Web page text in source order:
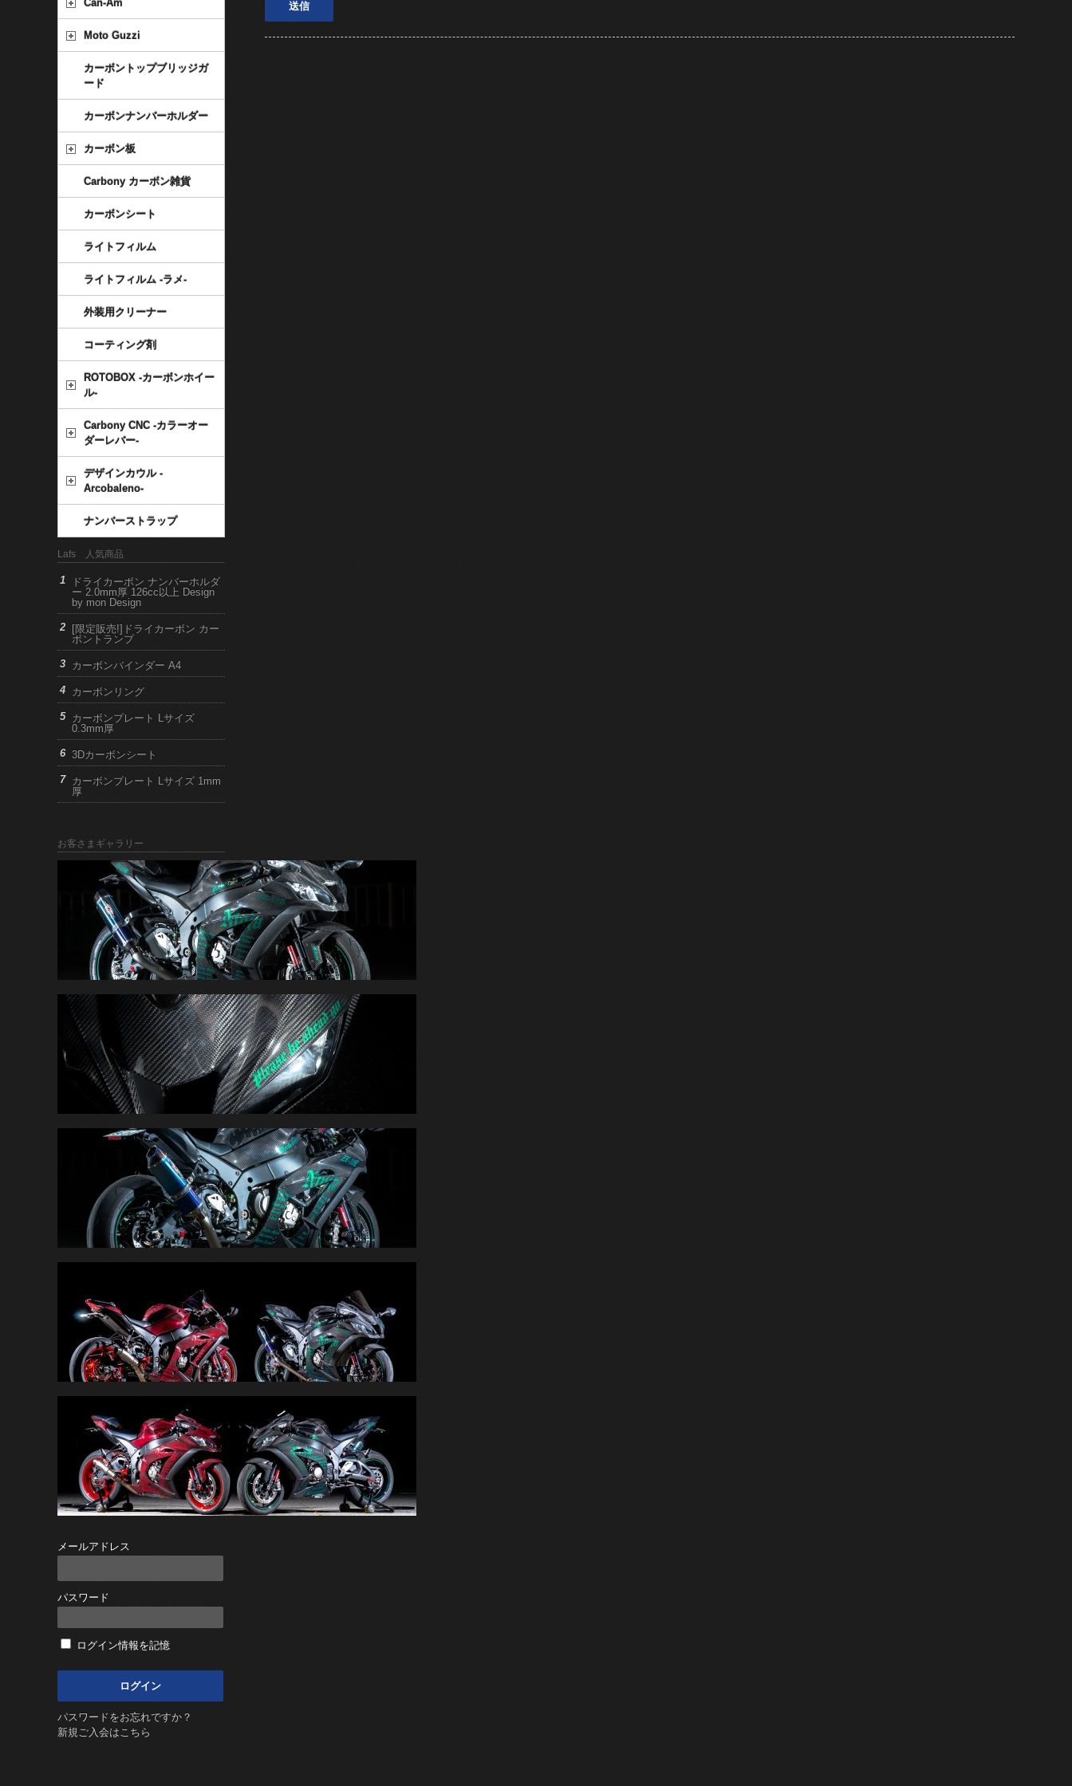
Can-Am
Moto Guzzi
カーボントップブリッジガ
ード
カーボンナンバーホルダー
カーボン板
Carbony カーボン雑貨
カーボンシート
ライトフィルム
ライトフィルム -ラメ-
外装用クリーナー
コーティング剤
ROTOBOX -カーボンホイー
ル-
Carbony CNC -カラーオー
ダーレバー-
デザインカウル -
Arcobaleno-
ナンバーストラップ
Lafs 人気商品
ドライカーボン ナンバーホルダ
ー 2.0mm厚 126cc以上 Design
by mon Design
[限定販売!]ドライカーボン カー
ボントランプ
カーボンバインダー A4
カーボンリング
カーボンプレート Lサイズ
0.3mm厚
3Dカーボンシート
カーボンプレート Lサイズ 1mm
厚
お客さまギャラリー
メールアドレス
パスワード
ログイン情報を記憶
パスワードをお忘れですか？
新規ご入会はこちら